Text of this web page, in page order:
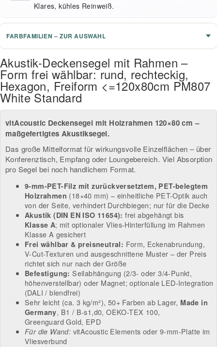
Klares, kühles Reinweiß.
FARBFAMILIEN – ZUR AUSWAHL
Akustik-Deckensegel mit Rahmen –
Form frei wählbar: rund, rechteckig,
Hexagon, Freiform <=120x80cm PM807
White Standard
vitAcoustic Deckensegel mit Holzrahmen 120×80 cm –
maßgefertigtes Akustiksegel.
Das große Mittelformat für wirkungsvolle Einzelflächen – über
Konferenztisch, Empfang oder Loungebereich. Viel Absorption
pro Segel bei noch handlichem Format.
9-mm-PET-Filz mit zurückversetztem, PET-belegtem
Holzrahmen (18×40 mm) – einheitliche PET-Optik auch
von der Seite, verhindert Durchbiegen; nur für die Decke
Akustik (DIN EN ISO 11654): frei abgehängt bis
Klasse A; mit optionaler Vlies-Hinterfüllung im Rahmen
Klasse A gesichert
Frei wählbar & preisneutral: Form, Eckenabrundung,
V-Cut-Texturen und ausgeschnittene Muster – der Preis
richtet sich nur nach der Größe
Befestigung: Seilabhängung (2/3- oder 3/4-Punkt,
höhenverstellbar) oder Magnet; optionale LED-Integration
(DALI / blendfrei)
Sehr leicht (ca. 3 kg/m²), 50+ Farben ab Lager, Made in
Germany, B1 / B-s1,d0, OEKO-TEX 100,
Greenguard Gold, EPD
Für die Wand: vitAcoustic Elements oder9-mm-Platte im
Vliesverbund